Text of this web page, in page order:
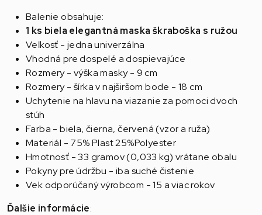
Balenie obsahuje:
1 ks biela elegantná maska škraboška s ružou
Veľkosť - jedna univerzálna
Vhodná pre dospelé a dospievajúce
Rozmery - výška masky - 9 cm
Rozmery - šírka v najširšom bode - 18 cm
Uchytenie na hlavu na viazanie za pomoci dvoch
stúh
Farba - biela, čierna, červená (vzor a ruža)
Materiál - 75% Plast 25%Polyester
Hmotnosť - 33 gramov (0,033 kg) vrátane obalu
Pokyny pre údržbu - iba suché čistenie
Vek odporúčaný výrobcom - 15 a viac rokov
Ďalšie informácie: